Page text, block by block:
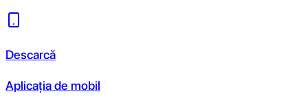
Descarcă
Aplicația de mobil